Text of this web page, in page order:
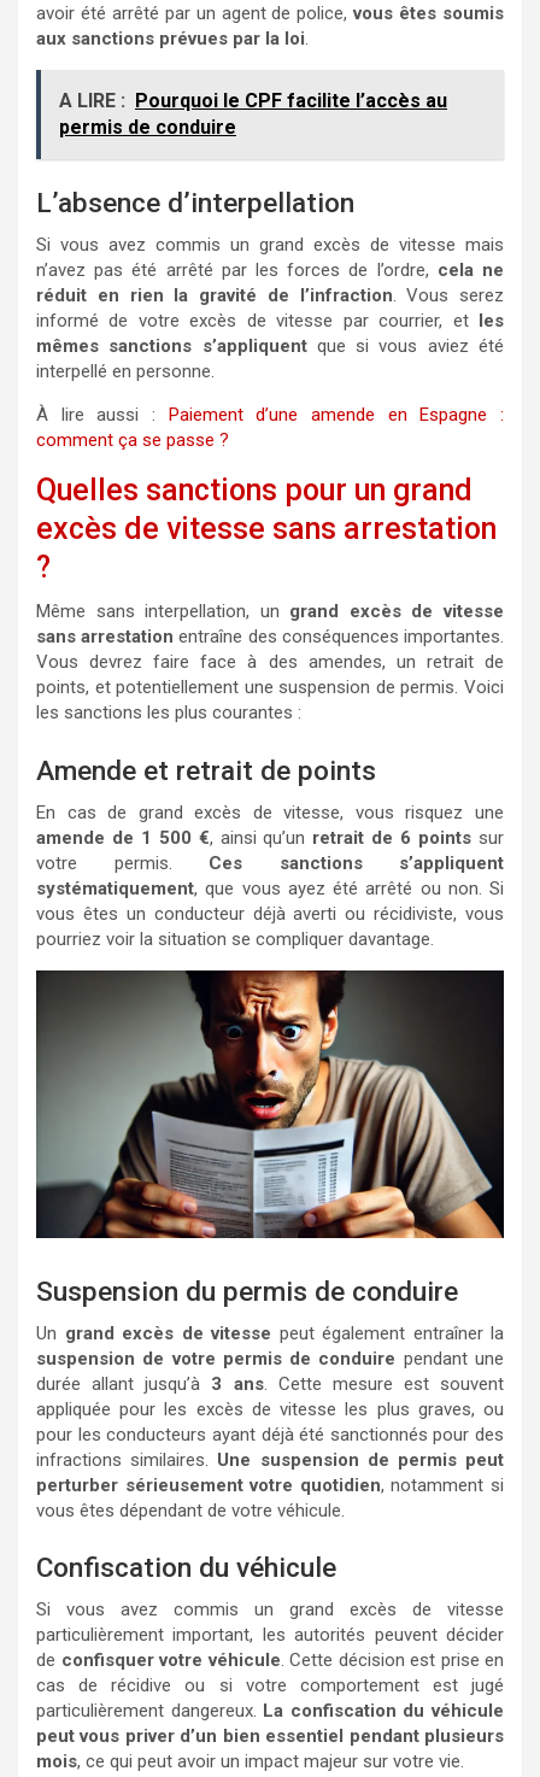
avoir été arrêté par un agent de police,vous êtes soumis
aux sanctions prévues par la loi.
A LIRE : Pourquoi le CPF facilite l’accès au
permis de conduire
L’absence d’interpellation
Si vous avez commis un grand excès de vitesse mais
n’avez pas été arrêté par les forces de l’ordre, cela ne
réduit en rien la gravité de l’infraction. Vous serez
informé de votre excès de vitesse par courrier, et les
mêmes sanctions s’appliquentque si vous aviez été
interpellé en personne.
À lire aussi : Paiement d’une amende en Espagne :
comment ça se passe ?
Quelles sanctions pour un grand
excès de vitesse sans arrestation
?
Même sans interpellation, un grand excès de vitesse
sans arrestation entraîne des conséquences importantes.
Vous devrez faire face à des amendes, un retrait de
points, et potentiellement une suspension de permis. Voici
les sanctions les plus courantes :
Amende et retrait de points
En cas de grand excès de vitesse, vous risquez une
amende de 1 500 €, ainsi qu’un retrait de 6 points sur
votre permis. Ces sanctions s’appliquent
systématiquement, que vous ayez été arrêté ou non. Si
vous êtes un conducteur déjà averti ou récidiviste, vous
pourriez voir la situation se compliquer davantage.
Suspension du permis de conduire
Un grand excès de vitesse peut également entraîner la
suspension de votre permis de conduire pendant une
durée allant jusqu’à 3 ans. Cette mesure est souvent
appliquée pour les excès de vitesse les plus graves, ou
pour les conducteurs ayant déjà été sanctionnés pour des
infractions similaires. Une suspension de permis peut
perturber sérieusement votre quotidien, notamment si
vous êtes dépendant de votre véhicule.
Confiscation du véhicule
Si vous avez commis un grand excès de vitesse
particulièrement important, les autorités peuvent décider
de confisquer votre véhicule. Cette décision est prise en
cas de récidive ou si votre comportement est jugé
particulièrement dangereux. La confiscation du véhicule
peut vous priver d’un bien essentiel pendant plusieurs
mois, ce qui peut avoir un impact majeur sur votre vie.